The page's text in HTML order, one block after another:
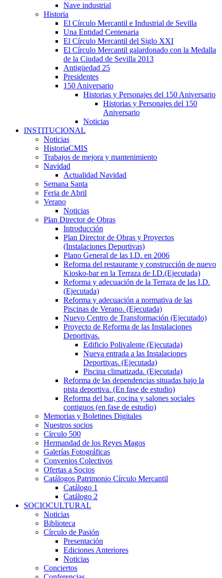
Nave industrial
Historia
El Círculo Mercantil e Industrial de Sevilla
Una Entidad Centenaria
El Círculo Mercantil del Siglo XXI
El Círculo Mercantil galardonado con la Medalla
de la Ciudad de Sevilla 2013
Antigüedad 25
Presidentes
150 Aniversario
Historias y Personajes del 150 Aniversario
Historias y Personajes del 150
Aniversario
Noticias
INSTITUCIONAL
Noticias
HistoriaCMIS
Trabajos de mejora y mantenimiento
Navidad
Actualidad Navidad
Semana Santa
Feria de Abril
Verano
Noticias
Plan Director de Obras
Introducción
Plan Director de Obras y Proyectos
(Instalaciones Deportivas)
Plano General de las I.D. en 2006
Reforma del restaurante y construcción de nuevo
Kiosko-bar en la Terraza de I.D.(Ejecutada)
Reforma y adecuación de la Terraza de las I.D.
(Ejecutada)
Reforma y adecuación a normativa de las
Piscinas de Verano. (Ejecutada)
Nuevo Centro de Transformación (Ejecutado)
Proyecto de Reforma de las Instalaciones
Deportivas.
Edificio Polivalente (Ejecutada)
Nueva entrada a las Instalaciones
Deportivas. (Ejecutada)
Piscina climatizada. (Ejecutada)
Reforma de las dependencias situadas bajo la
pista deportiva. (En fase de estudio)
Reforma del bar, cocina y salones sociales
contiguos (en fase de estudio)
Memorias y Boletines Digitales
Nuestros socios
Círculo 500
Hermandad de los Reyes Magos
Galerías Fotográficas
Convenios Colectivos
Ofertas a Socios
Catálogos Patrimonio Círculo Mercantil
Catálogo 1
Catálogo 2
SOCIOCULTURAL
Noticias
Biblioteca
Círculo de Pasión
Presentación
Ediciones Anteriores
Noticias
Conciertos